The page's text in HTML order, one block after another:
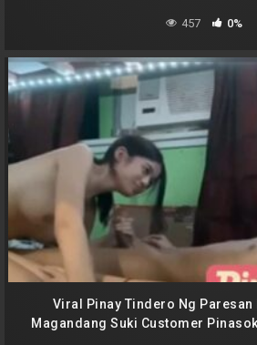
457 0%
Viral Pinay Tindero Ng Paresan
Magandang Suki Customer